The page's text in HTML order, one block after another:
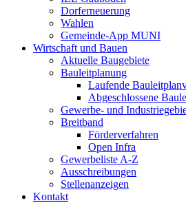
Dorferneuerung
Wahlen
Gemeinde-App MUNI
Wirtschaft und Bauen
Aktuelle Baugebiete
Bauleitplanung
Laufende
Abgeschlossene
Gewerbe- und
Breitband
Förderverfahren
Open Infra
Gewerbeliste A-Z
Ausschreibungen
Stellenanzeigen
Kontakt